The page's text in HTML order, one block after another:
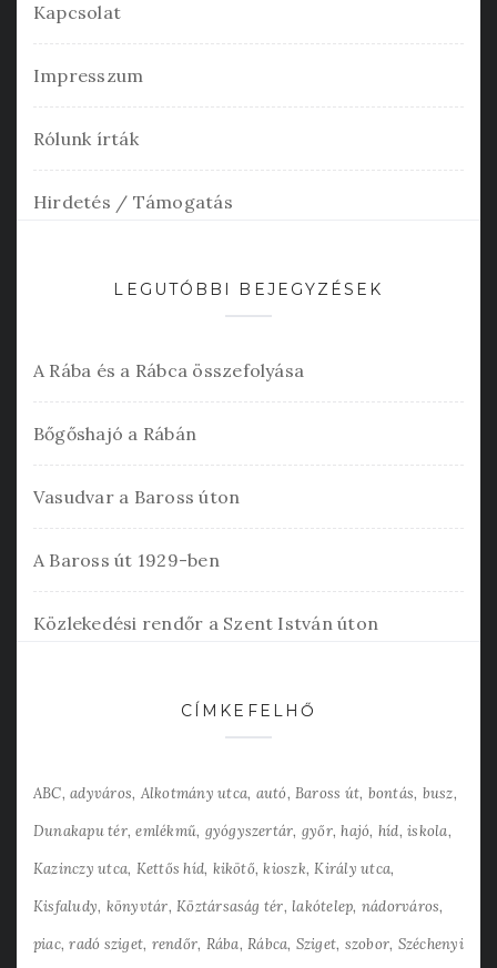
Kapcsolat
Impresszum
Rólunk írták
Hirdetés / Támogatás
LEGUTÓBBI BEJEGYZÉSEK
A Rába és a Rábca összefolyása
Bőgőshajó a Rábán
Vasudvar a Baross úton
A Baross út 1929-ben
Közlekedési rendőr a Szent István úton
CÍMKEFELHŐ
ABC adyváros Alkotmány utca autó Baross út bontás busz
Dunakapu tér emlékmű gyógyszertár győr hajó híd iskola
Kazinczy utca Kettős híd kikötő kioszk Király utca
Kisfaludy könyvtár Köztársaság tér lakótelep nádorváros
piac radó sziget rendőr Rába Rábca Sziget szobor Széchenyi